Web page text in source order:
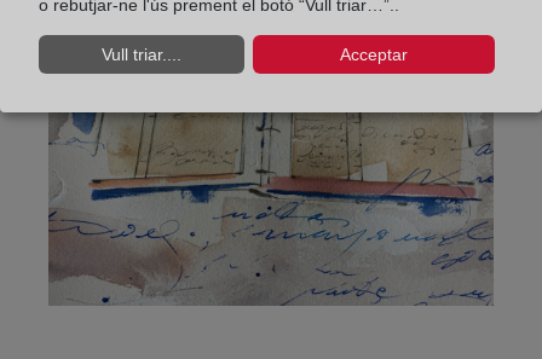
o rebutjar-ne l'ús prement el botó “Vull triar…”..
Vull triar.... Acceptar